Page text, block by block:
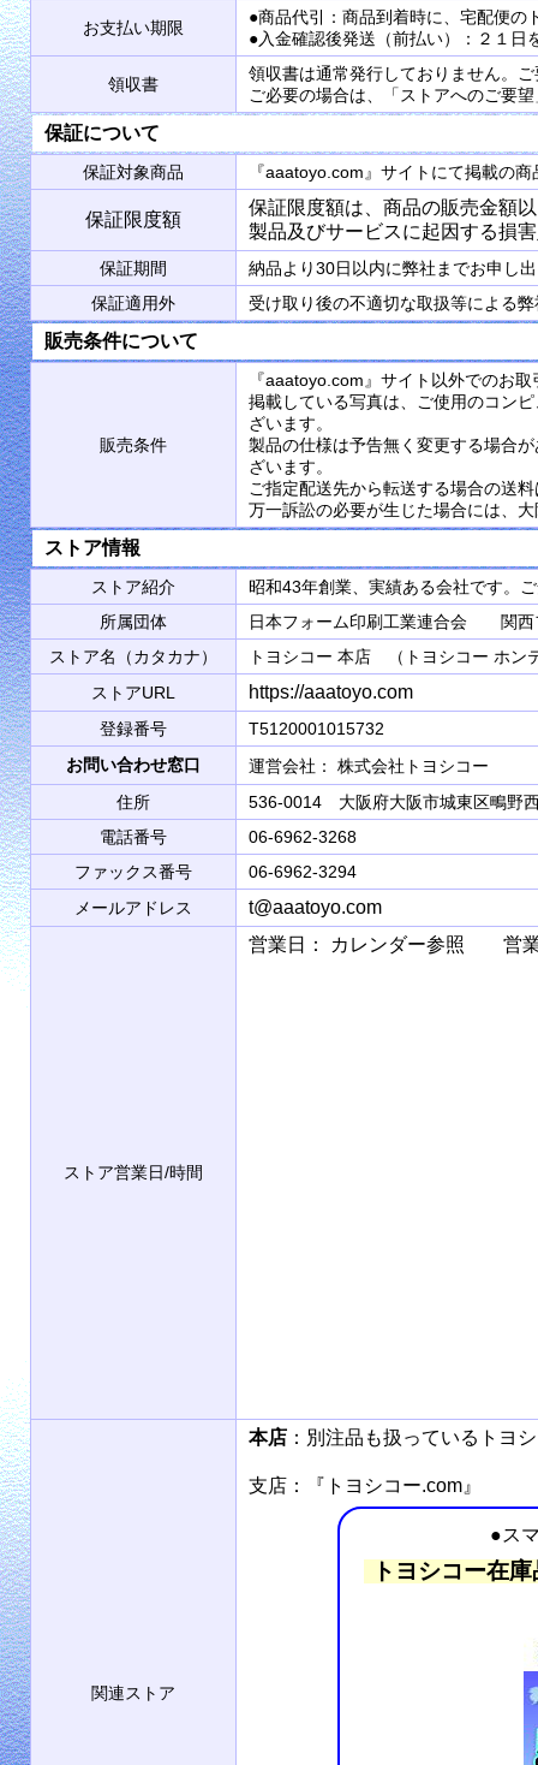
お支払い期限
●商品代引：商品到着時に、宅配便の
●入金確認後発送（前払い）：２１日
領収書
領収書は通常発行しておりません。
ご必要の場合は、「ストアへのご要
保証について
保証対象商品 『aaatoyo.com』サイトにて掲載の
保証限度額
保証限度額は、商品の販売金額
製品及びサービスに起因する損
保証期間
納品より30日以内に弊社までお申し
保証適用外
受け取り後の不適切な取扱等による
販売条件について
販売条件
『aaatoyo.com』サイト以外でのお
掲載している写真は、ご使用のコン
ざいます。
製品の仕様は予告無く変更する場合
ざいます。
ご指定配送先から転送する場合の送
万一訴訟の必要が生じた場合には、
ストア情報
ストア紹介
昭和43年創業、実績ある会社です。
所属団体
日本フォーム印刷工業連合会 関
ストア名（カタカナ）
トヨシコー 本店 （トヨシコー ホン
ストアURL
https://aaatoyo.com
登録番号
T5120001015732
お問い合わせ窓口
運営会社： 株式会社トヨシコ
住所
536-0014 大阪府大阪市城東区鴫野
電話番号
06-6962-3268
ファックス番号
06-6962-3294
メールアドレス
t@aaatoyo.com
ストア営業日/時間
営業日： カレンダー参照 営業
関連ストア
本店 ：別注品も扱っているト
支店：『トヨシコー.com』
●ス
トヨシコー在